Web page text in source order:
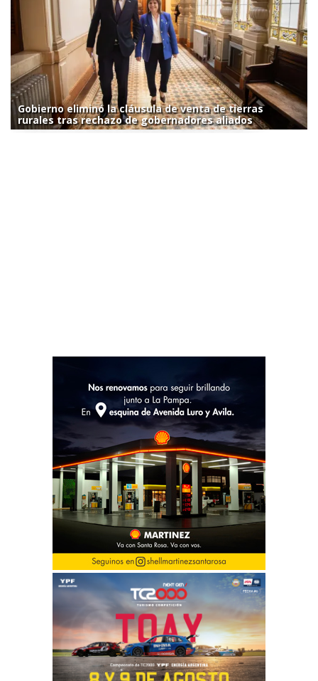
Gobierno eliminó la cláusula de venta de tierras
rurales tras rechazo de gobernadores aliados